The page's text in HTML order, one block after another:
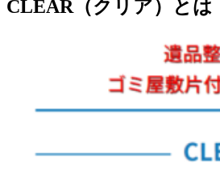
CLEAR（クリア）とは